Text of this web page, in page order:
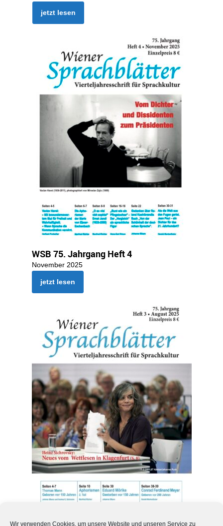
Wir verwenden Cookies, um unsere Website und unseren Service zu
jetzt lesen
WSB 75. Jahrgang Heft 4
November 2025
jetzt lesen
WSB 75. Jahrgang Heft 3